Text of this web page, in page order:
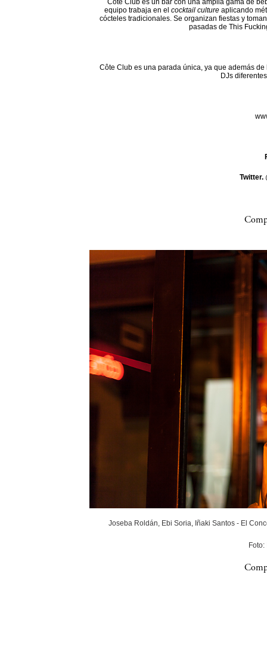
equipo trabaja en el cocktail culture aplicando
cócteles tradicionales. Se organizan fiestas y
pasadas de This
Côte Club es una parada única, ya que además
DJs
Twitter.
Joseba Roldán, Ebi Soria, Iñaki Santos - El